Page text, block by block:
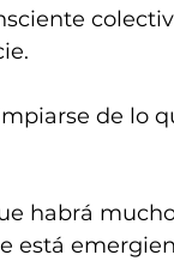
de lo
habrá
está